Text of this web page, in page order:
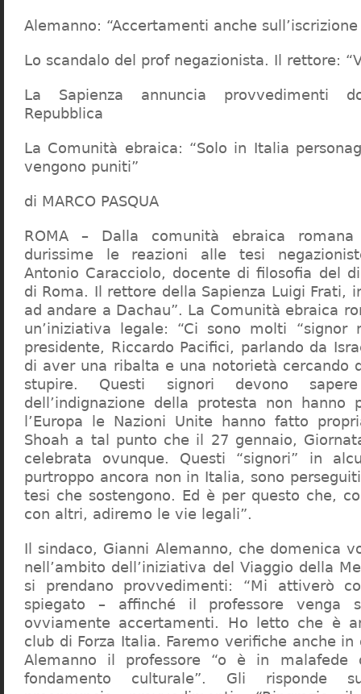
Alemanno: “Accertamenti anche
Lo scandalo del prof negazionista. Il rettore:
La Sapienza annuncia provvedimenti
Repubblica
La Comunità ebraica: “Solo in Italia
vengono puniti”
di MARCO PASQUA
ROMA – Dalla comunità ebraica
durissime le reazioni alle tesi
Antonio Caracciolo, docente di filosofia del
di Roma. Il rettore della Sapienza Luigi Frati,
ad andare a Dachau”. La Comunità ebraica
un’iniziativa legale: “Ci sono molti “signor
presidente, Riccardo Pacifici, parlando da
di aver una ribalta e una notorietà cercando
stupire. Questi signori devono
dell’indignazione della protesta non hanno
l’Europa le Nazioni Unite hanno fatto
Shoah a tal punto che il 27 gennaio,
celebrata ovunque. Questi “signori” in
purtroppo ancora non in Italia, sono
tesi che sostengono. Ed è per questo che,
con altri, adiremo le vie legali”.
Il sindaco, Gianni Alemanno, che domenica
nell’ambito dell’iniziativa del Viaggio della
si prendano provvedimenti: “Mi attiverò
spiegato – affinché il professore venga
ovviamente accertamenti. Ho letto che è
club di Forza Italia. Faremo verifiche anche in
Alemanno il professore “o è in malafede
fondamento culturale”. Gli risponde